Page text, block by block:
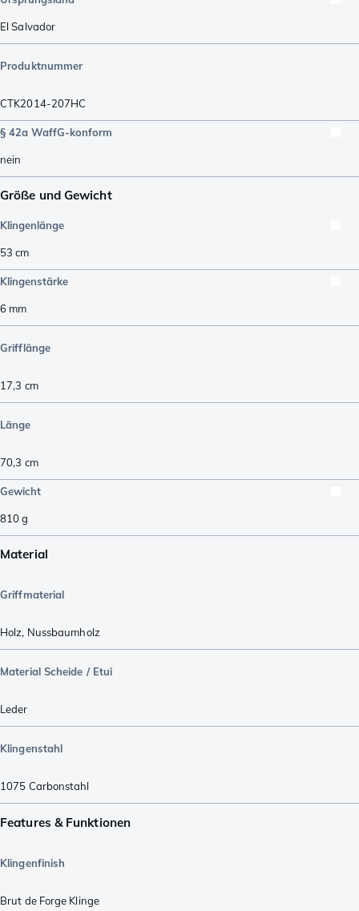
El Salvador
Produktnummer
CTK2014-207HC
§ 42a WaffG-konform
nein
Größe und Gewicht
Klingenlänge
53 cm
Klingenstärke
6 mm
Grifflänge
17,3 cm
Länge
70,3 cm
Gewicht
810g
Material
Griffmaterial
Holz, Nussbaumholz
Material Scheide / Etui
Leder
Klingenstahl
1075 Carbonstahl
Features & Funktionen
Klingenfinish
Brut de Forge Klinge